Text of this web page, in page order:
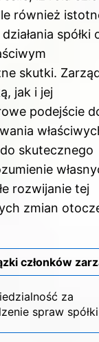
również
spółki
skutki.
jak i jej
podejście
skutecznego
rozwijanie tej
zmian
członków
za
spraw spółki